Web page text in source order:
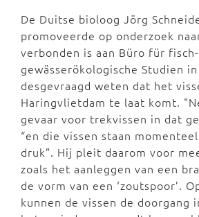
De Duitse bioloog Jörg
promoveerde op onderzoek
verbonden is aan Büro für
gewässerökologische Studien
desgevraagd weten dat het
Haringvlietdam te laat komt.
gevaar voor trekvissen in dat
“en die vissen staan
druk”. Hij pleit daarom voor
zoals het aanleggen van een
de vorm van een ‘zoutspoor’.
kunnen de vissen de doorgang